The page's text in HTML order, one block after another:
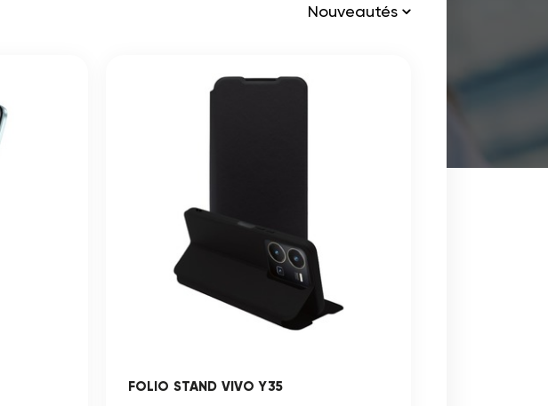
FOLIO STAND VIVO Y35